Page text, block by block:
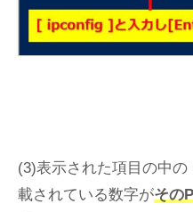
(3)表示された項目の中の
載されている数字がその